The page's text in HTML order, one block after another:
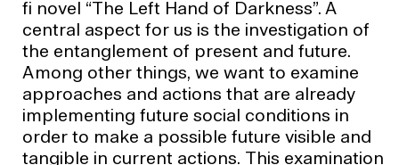
fi novel “The Left Hand of Darkness”. A
central aspect for us is the investigation of
the entanglement of present and future.
Among other things, we want to examine
approaches and actions that are already
implementing future social conditions in
order to make a possible future visible and
tangible in current actions. This examination